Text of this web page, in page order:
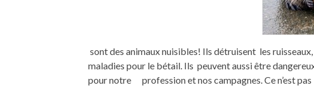
sont des animaux nuisibles! Ils détruisent les
maladies pour le bétail. Ils peuvent aussi être
pour notre profession et nos campagnes. Ce n’est pas